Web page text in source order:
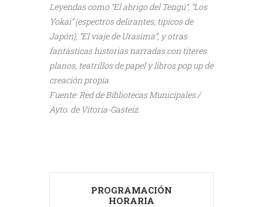
Leyendas como “El abrigo del Tengú”, “Los
Yokai” (espectros delirantes, típicosde
Japón), “El viaje de Urasima”, y otras
fantásticas historias narradas con títeres
planos, teatrillos de papel y libros pop up de
creación propia.
Fuente: Red de Bibliotecas Municipales /
Ayto. de Vitoria-Gasteiz.
PROGRAMACIÓN
HORARIA